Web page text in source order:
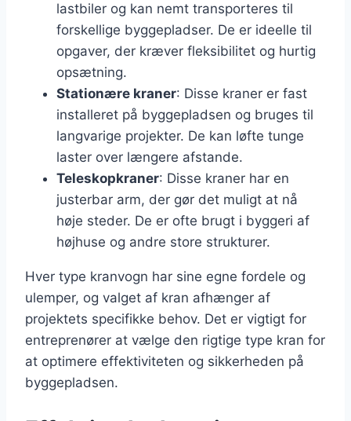
lastbiler og kan nemt transporteres til
forskellige byggepladser. De er ideelle til
opgaver, der kræver fleksibilitet og hurtig
opsætning.
Stationære kraner: Disse kraner er fast
installeret på byggepladsen og bruges til
langvarige projekter. De kan løfte tunge
laster over længere afstande.
Teleskopkraner: Disse kraner har en
justerbar arm, der gør det muligt at nå
høje steder. De er ofte brugt i byggeri af
højhuse og andre store strukturer.
Hver type kranvogn har sine egne fordele og
ulemper, og valget af kran afhænger af
projektets specifikke behov. Det er vigtigt for
entreprenører at vælge den rigtige type kran for
at optimere effektiviteten og sikkerheden på
byggepladsen.